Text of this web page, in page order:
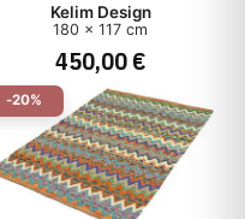
Kelim Design
180 x 117 cm
450,00 €
-20%